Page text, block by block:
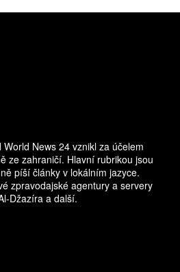
News 24 vznikl za účelem
ze zahraničí. Hlavní rubrikou jsou
píší články v lokálním jazyce.
zpravodajské agentury a servery
Džazíra a další.